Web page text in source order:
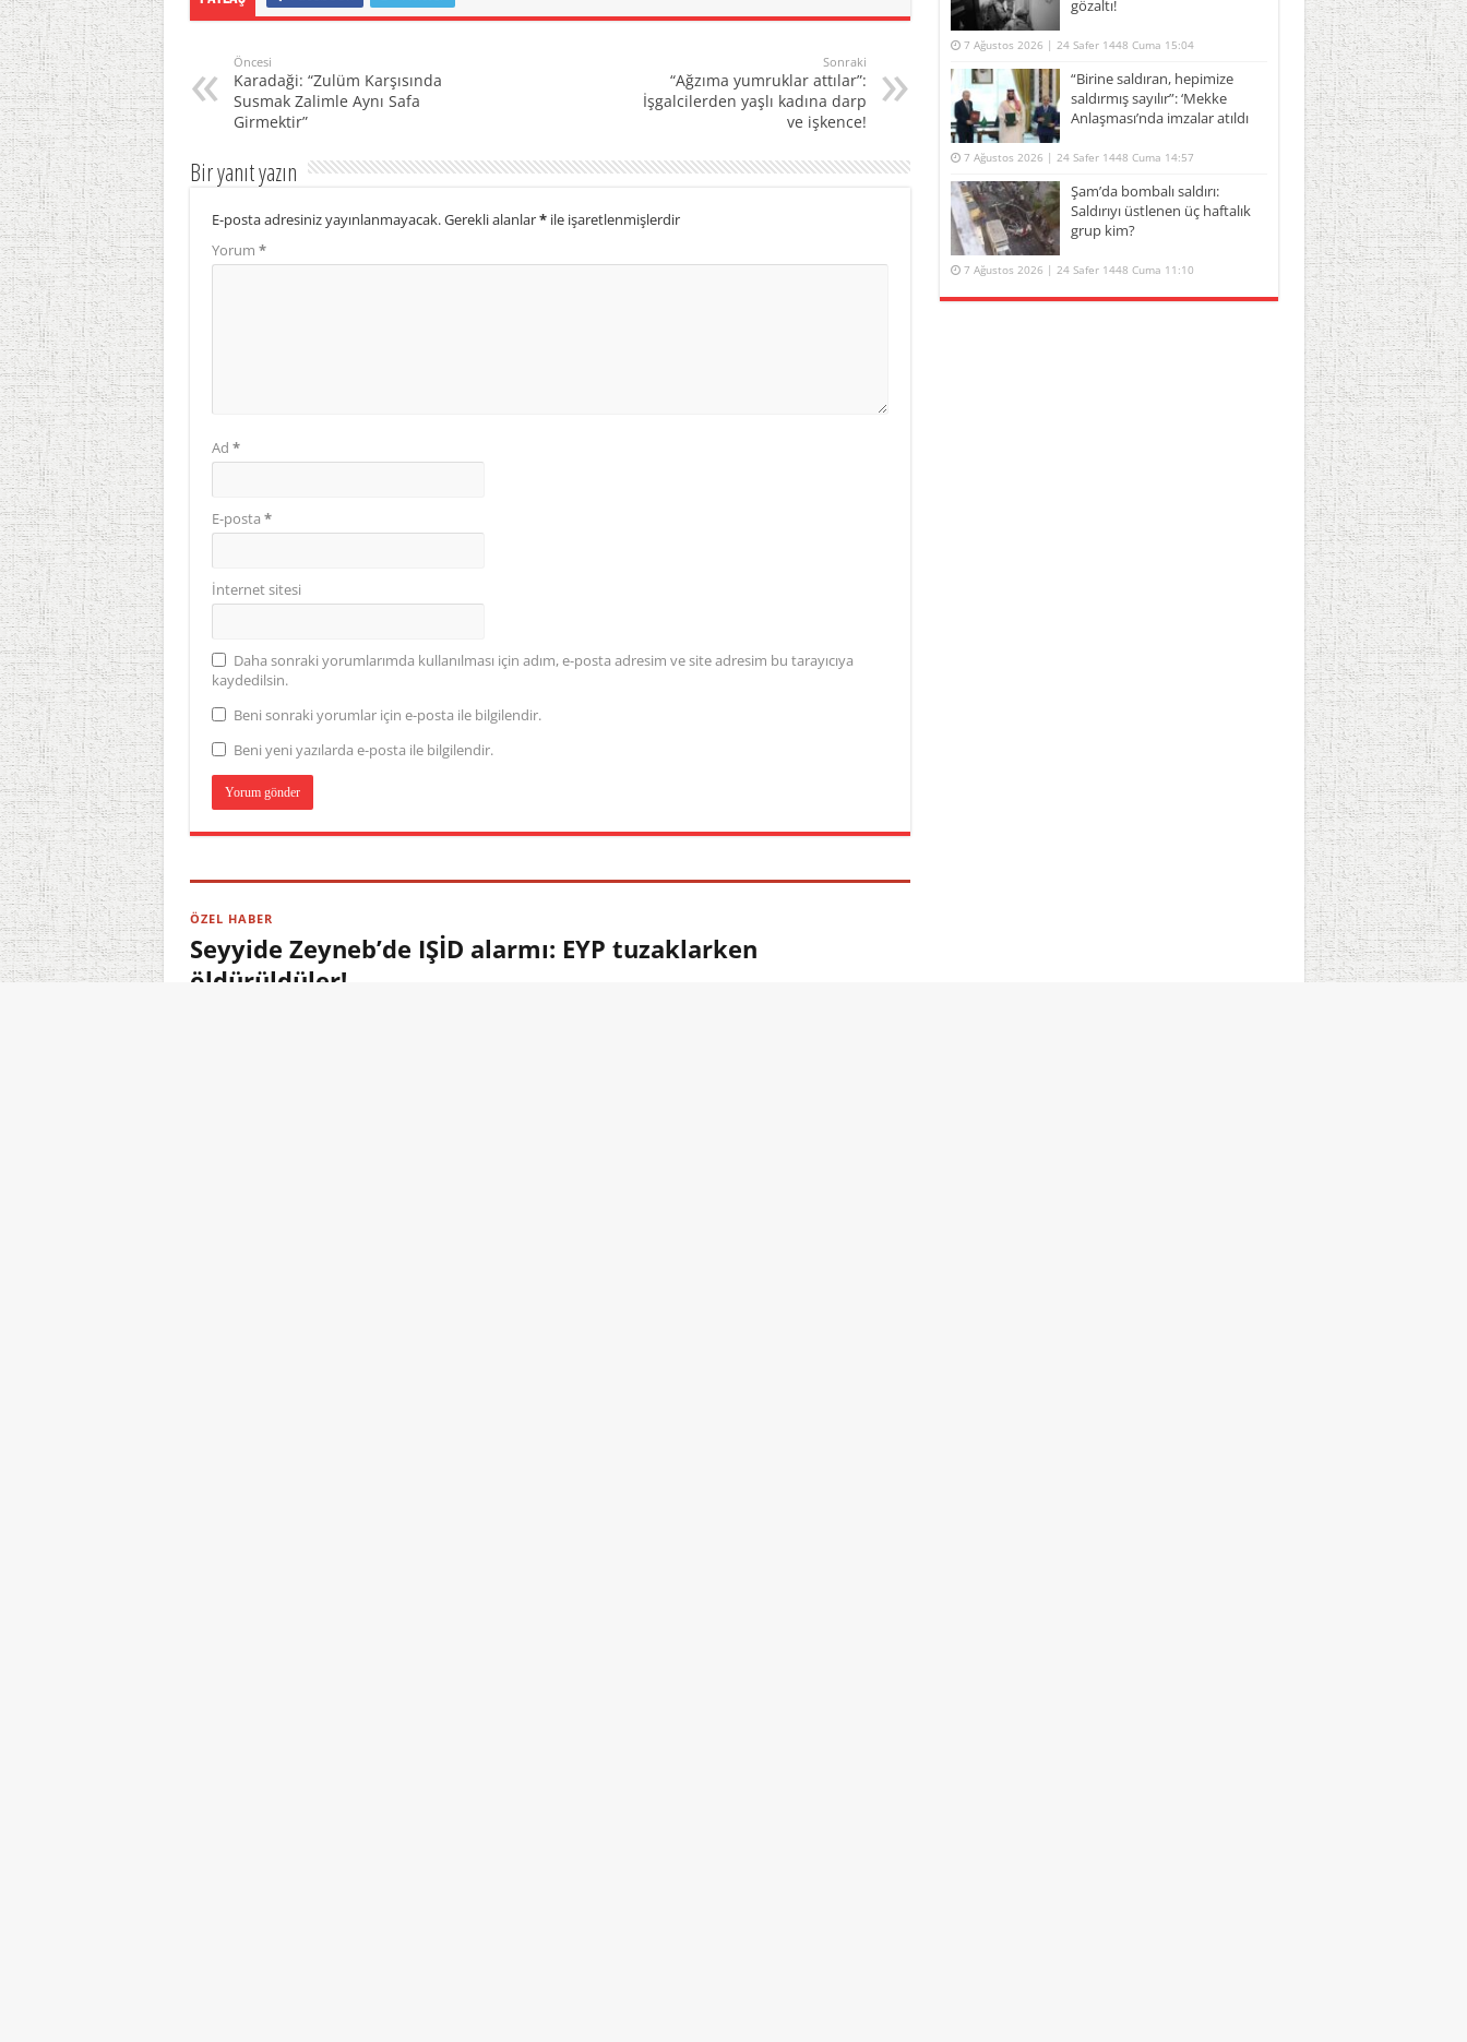
Öncesi
Karadaği: “Zulüm Karşısında
Susmak Zalimle Aynı Safa
Girmektir”
Sonraki
“Ağzıma yumruklar attılar”:
İşgalcilerden yaşlı kadına darp
ve işkence!
Bir yanıt yazın
E-posta adresiniz yayınlanmayacak.Gerekli alanlar*ile işaretlenmişlerdir
Yorum *
Ad *
E-posta *
İnternet sitesi
Daha sonraki yorumlarımda kullanılması için adım, e-posta adresim ve site adresim bu tarayıcıya
kaydedilsin.
Beni sonraki yorumlar için e-posta ile bilgilendir.
Beni yeni yazılarda e-posta ile bilgilendir.
ÖZEL HABER
Seyyide Zeyneb’de IŞİD alarmı: EYP tuzaklarken
öldürüldüler!
gözaltı!
7 Ağustos 2026 | 24 Safer 1448 Cuma 15:04
“Birine saldıran, hepimize
saldırmış sayılır”: ‘Mekke
Anlaşması’nda imzalar atıldı
7 Ağustos 2026 | 24 Safer 1448 Cuma 14:57
Şam’da bombalı saldırı:
Saldırıyı üstlenen üç haftalık
grup kim?
7 Ağustos 2026 | 24 Safer 1448 Cuma 11:10